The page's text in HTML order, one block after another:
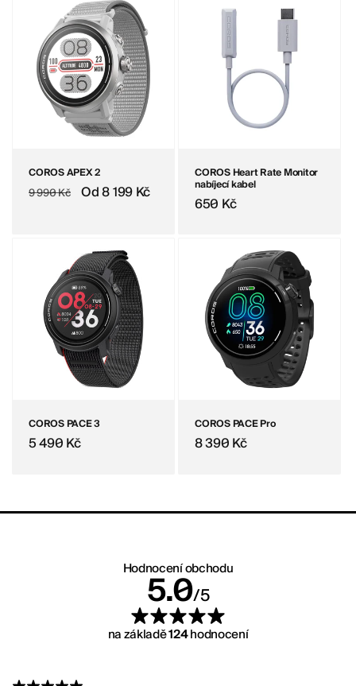
COROS APEX 2
Běžná cena
9 990 Kč Výprodejová cena
Od 8 199 Kč
COROS Heart Rate Monitor
nabíjecí kabel
Běžná cena
650 Kč
COROS PACE 3
Běžná cena
5 490 Kč
COROS PACE Pro
Běžná cena
8 390 Kč
Hodnocení obchoduralpu.cz
Hodnocení:
5.0/5
na základě124hodnocení